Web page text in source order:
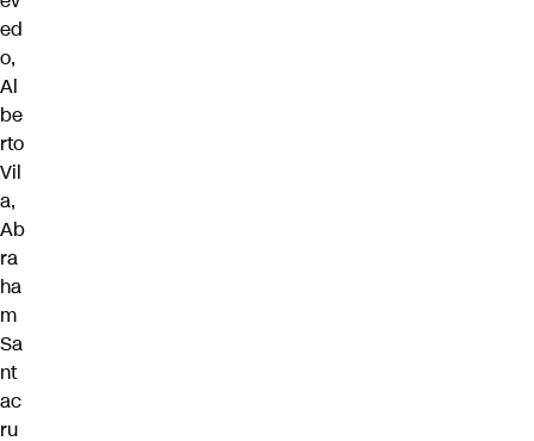
ed
o,
Al
be
rto
Vil
a,
Ab
ra
ha
m
Sa
nt
ac
ru